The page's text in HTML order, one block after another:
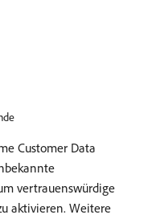
Customer Data
vertrauenswürdige
aktivieren. Weitere